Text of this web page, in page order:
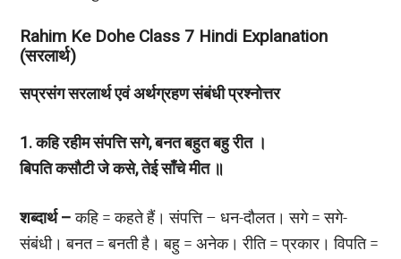
Rahim Ke Dohe Class 7 Hindi Explanation
(सरलार्थ)
सप्रसंग सरलार्थ एवं अर्थग्रहण संबंधी प्रश्नोत्तर
1. कहि रहीम संपत्ति सगे, बनत बहुत बहु रीत ।
बिपति कसौटी जे कसे, तेई साँचे मीत ॥
शब्दार्थ –कहि = कहते हैं। संपत्ति – धन-दौलत। सगे = सगे-
संबंधी। बनत = बनती है। बहु = अनेक। रीति = प्रकार। विपति =